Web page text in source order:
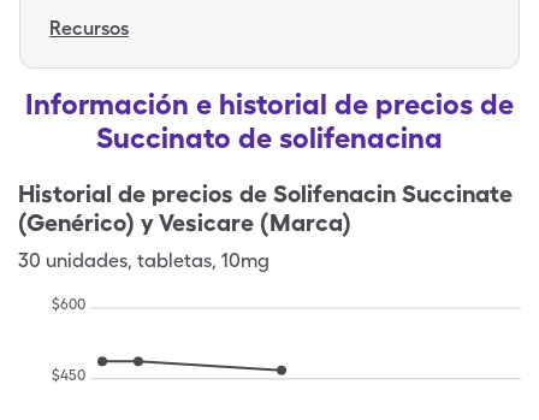
Recursos
Información e historial de precios de
Succinato de solifenacina
Historial de precios de Solifenacin Succinate
(Genérico) y Vesicare (Marca)
30 unidades, tabletas, 10mg
$450
$600